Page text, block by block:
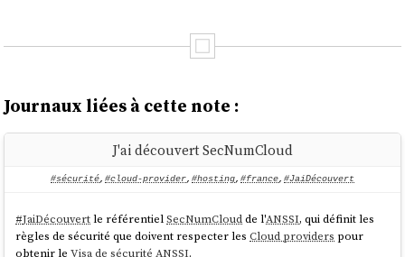
Journaux liées à cette note :
J'ai découvert SecNumCloud
#sécurité, #cloud-provider, #hosting, #france, #JaiDécouvert
#JaiDécouvertle référentielSecNumCloudde l'ANSSI, qui définit les
règles de sécurité que doivent respecter lesCloud providers pour
obtenir leVisa de sécurité ANSSI.